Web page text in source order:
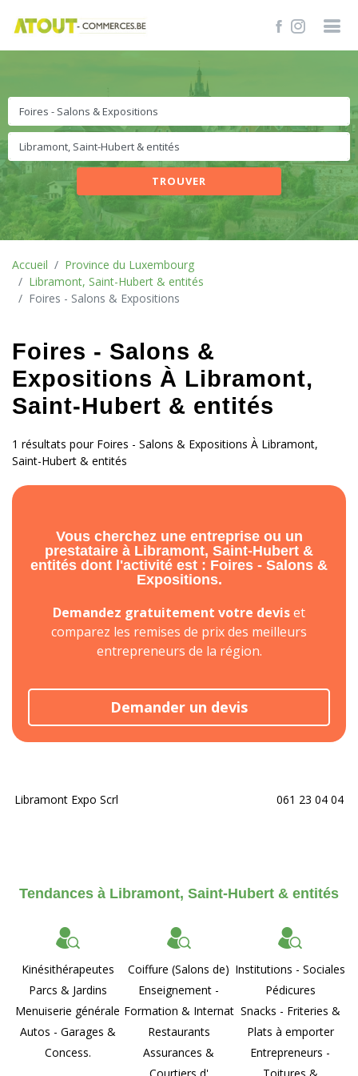
TROUVER
Accueil
Province du Luxembourg
Libramont, Saint-Hubert & entités
Foires - Salons & Expositions
Foires - Salons &
Expositions À Libramont,
Saint-Hubert & entités
1 résultats pour Foires - Salons & Expositions À Libramont,
Saint-Hubert & entités
Vous cherchez une entreprise ou un
prestataire à Libramont, Saint-Hubert &
entités dont l'activité est : Foires - Salons &
Expositions.
Demandez gratuitement votre deviset
comparez les remises de prix des meilleurs
entrepreneurs de la région.
Demander un devis
Libramont Expo Scrl 061 23 04 04
Tendances à Libramont, Saint-Hubert & entités
Kinésithérapeutes
Parcs & Jardins
Menuiserie générale
Autos - Garages &
Concess.
Coiffure (Salons de)
Enseignement -
Formation & Internat
Restaurants
Assurances &
Courtiers d'
Institutions - Sociales
Pédicures
Snacks - Friteries &
Plats à emporter
Entrepreneurs -
Toitures &